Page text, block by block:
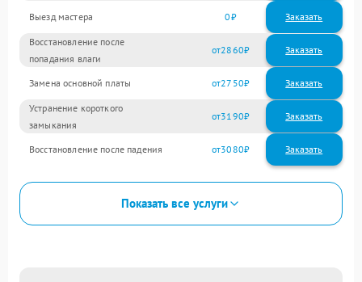
Выезд мастера 0 Заказать
Восстановление после
попадания влаги
2860
Замена основной платы 2750
Устранение короткого
замыкания
3190
Восстановление после падения 3080
Показать все услуги